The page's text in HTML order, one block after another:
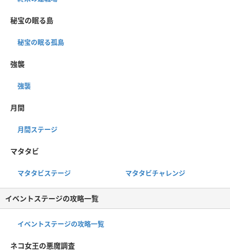
秘宝の眠る島
秘宝の眠る孤島
強襲
強襲
月間
月間ステージ
マタタビ
マタタビステージ マタタビチャレンジ
イベントステージの攻略一覧
イベントステージの攻略一覧
ネコ女王の悪魔調査